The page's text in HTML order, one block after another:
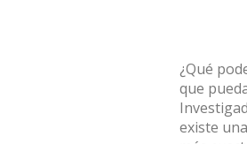
¿Qué
que
existe